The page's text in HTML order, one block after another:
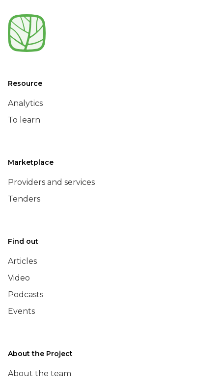
Resource
Analytics
To learn
Marketplace
Providers and services
Tenders
Find out
Articles
Video
Podcasts
Events
About the Project
About the team